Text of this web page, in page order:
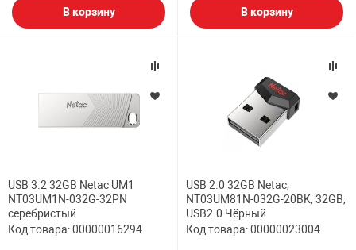
В корзину В корзину
USB 3.2 32GB Netac UM1
NT03UM1N-032G-32PN
серебристый
Код товара: 00000016294
USB 2.0 32GB Netac,
NT03UM81N-032G-20BK, 32GB,
USB2.0 Чёрный
Код товара: 00000023004